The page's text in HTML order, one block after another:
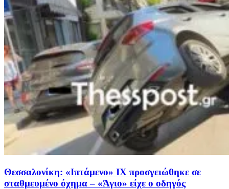
Θεσσαλονίκη: «Ιπτάμενο» ΙΧ προσγειώθηκε σε
σταθμευμένο όχημα – «Άγιο» είχε ο οδηγός